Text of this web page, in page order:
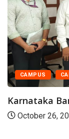
CAMPUS
Bank
October 26, 2025